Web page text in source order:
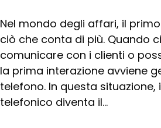
Nel mondo degli affari, il
ciò che conta di più. Quando
comunicare con i clienti o
la prima interazione avviene
telefono. In questa
telefonico diventa il...